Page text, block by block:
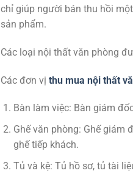
chỉ giúp người bán thu hồi
sản phẩm.
Các loại nội thất văn phòng
Các đơn vị thu mua nội thất
Bàn làm việc: Bàn giám
Ghế văn phòng: Ghế giám
ghế tiếp khách.
Tủ và kệ: Tủ hồ sơ, tủ tài